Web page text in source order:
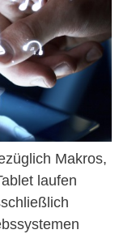
Makros,
laufen